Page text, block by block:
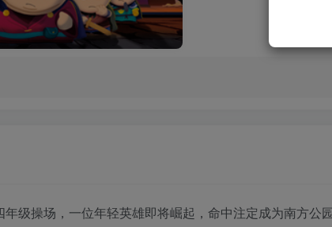
级操场，一位年轻英雄即将崛起，命中注定成为南方公